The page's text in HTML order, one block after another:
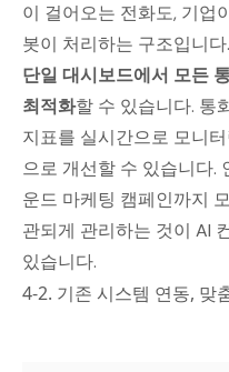
이 걸어오는 전화도, 기업
봇이 처리하는 구조입니다.
단일 대시보드에서 모든
최적화할 수 있습니다. 통
지표를 실시간으로 모니
으로 개선할 수 있습니다.
운드 마케팅 캠페인까지
관되게 관리하는 것이 AI
있습니다.
4-2. 기존 시스템 연동, 맞